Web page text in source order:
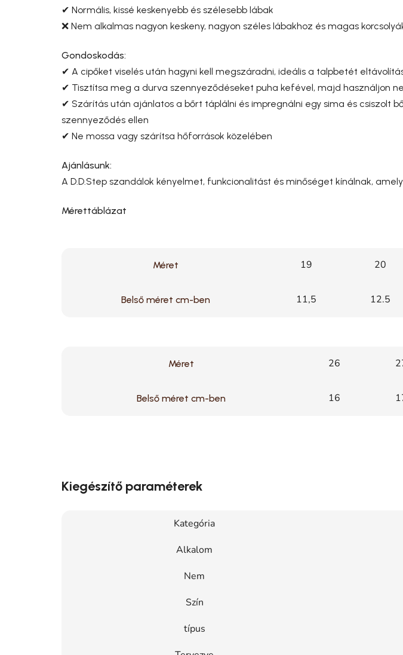
✔ Normális, kissé keskenyebb és szélesebb lábak
❌ Nem alkalmas nagyon keskeny, nagyon széles lábakhoz és magas
Gondoskodás:
✔ A cipőket viselés után hagyni kell megszáradni, ideális a talpbetét
✔ Tisztítsa meg a durva szennyeződéseket puha kefével, majd használjon
✔ Szárítás után ajánlatos a bőrt táplálni és impregnálni egy sima és csiszolt
szennyeződés ellen
✔ Ne mossa vagy szárítsa hőforrások közelében
Ajánlásunk:
A D.D.Step szandálok kényelmet, funkcionalitást és minőséget kínálnak,
Mérettáblázat
Méret 19 20
Belső méret cm-ben 11,5 12.5
Méret 26
Belső méret cm-ben 16
Kiegészítő paraméterek
Kategória
Alkalom
Nem
Szín
típus